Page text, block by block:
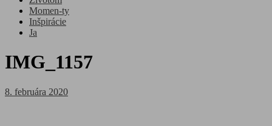
Momen-ty
Inšpirácie
Ja
IMG_1157
Posted
8. februára 2020